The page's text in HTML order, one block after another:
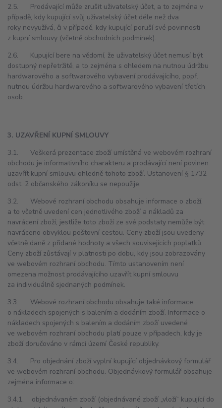
2.5. Prodávající může zrušit uživatelský účet, a to zejména v
případě, kdy kupující svůj uživatelský účet déle než dva
roky nevyužívá, či v případě, kdy kupující poruší své povinnosti
z kupní smlouvy (včetně obchodních podmínek).
2.6. Kupující bere na vědomí, že uživatelský účet nemusí být
dostupný nepřetržitě, a to zejména s ohledem na nutnou údržbu
hardwarového a softwarového vybavení prodávajícího, popř.
nutnou údržbu hardwarového a softwarového vybavení třetích
osob.
3. UZAVŘENÍ KUPNÍ SMLOUVY
3.1. Veškerá prezentace zboží umístěná ve webovém rozhraní
obchodu je informativního charakteru a prodávající není povinen
uzavřít kupní smlouvu ohledně tohoto zboží. Ustanovení § 1732
odst. 2 občanského zákoníku se nepoužije.
3.2. Webové rozhraní obchodu obsahuje informace o zboží,
a to včetně uvedení cen jednotlivého zboží a nákladů za
navrácení zboží, jestliže toto zboží ze své podstaty nemůže být
navráceno obvyklou poštovní cestou. Ceny zboží jsou uvedeny
včetně daně z přidané hodnoty a všech souvisejících poplatků.
Ceny zboží zůstávají v platnosti po dobu, kdy jsou zobrazovány
ve webovém rozhraní obchodu. Tímto ustanovením není
omezena možnost prodávajícího uzavřít kupní smlouvu
za individuálně sjednaných podmínek.
3.3. Webové rozhraní obchodu obsahuje také informace
o nákladech spojených s balením a dodáním zboží. Informace o
nákladech spojených s balením a dodáním zboží uvedené
ve webovém rozhraní obchodu platí pouze v případech, kdy je
zboží doručováno v rámci území České republiky.
3.4. Pro objednání zboží vyplní kupující objednávkový formulář
ve webovém rozhraní obchodu. Objednávkový formulář obsahuje
zejména informace o:
3.4.1. objednávaném zboží (objednávané zboží „vloží“ kupující do